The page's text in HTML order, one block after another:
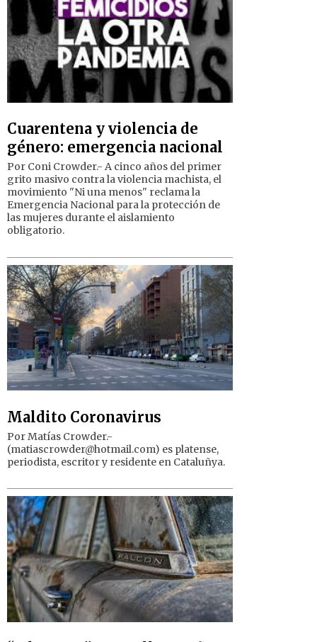
Cuarentena y violencia de
género: emergencia nacional
Por Coni Crowder.- A cinco años del primer
grito masivo contra la violencia machista, el
movimiento "Ni una menos" reclama la
Emergencia Nacional para la protección de
las mujeres durante el aislamiento
obligatorio.
Maldito Coronavirus
Por Matías Crowder.-
(matiascrowder@hotmail.com) es platense,
periodista, escritor y residente en Cataluñya.